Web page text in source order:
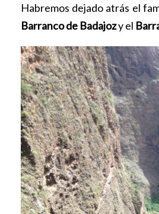
Habremos dejado atrás el
Barranco de Badajozy el